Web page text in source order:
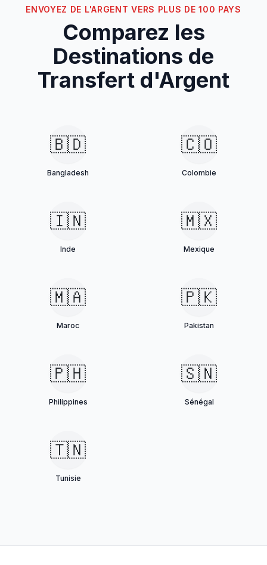
ENVOYEZ DE L'ARGENT VERS PLUS DE 100 PAYS
Comparez les
Destinations de
Transfert d'Argent
🇧🇩
Bangladesh
🇨🇴
Colombie
🇮🇳
Inde
🇲🇽
Mexique
🇲🇦
Maroc
🇵🇰
Pakistan
🇵🇭
Philippines
🇸🇳
Sénégal
🇹🇳
Tunisie